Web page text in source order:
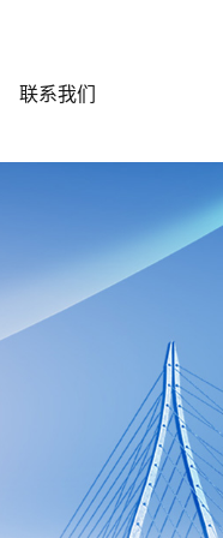
联系我们